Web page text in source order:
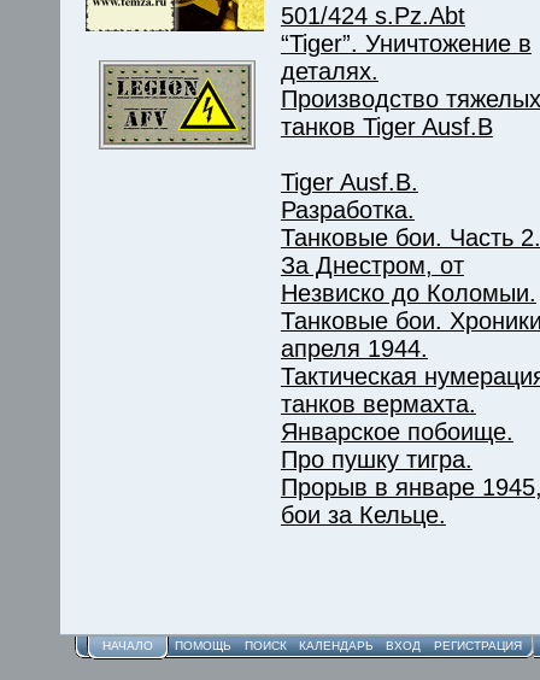
501/424 s.Pz.Abt
“Tiger”. Уничтожение в
деталях.
Производство тяжелых
танков Tiger Ausf.B
Tiger Ausf.B.
Разработка.
Танковые бои. Часть 2.
За Днестром, от
Незвиско до Коломыи.
Танковые бои.
апреля 1944.
Тактическая
танков вермахта.
Январское побоище.
Про пушку тигра.
Прорыв в январе
бои за Кельце.
НАЧАЛО ПОМОЩЬ ПОИСК КАЛЕНДАРЬ ВХОД РЕГИСТРАЦИЯ